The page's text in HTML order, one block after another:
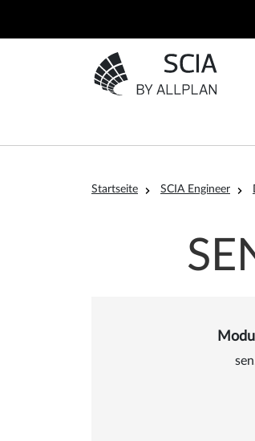
Pfadnavigation
Startseite SCIA Engineer